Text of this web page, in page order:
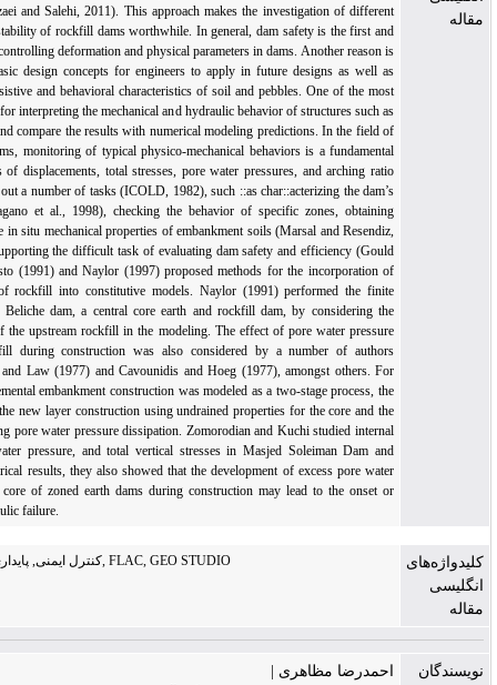
the final design (Rezaei and Salehi, 2011). This approach makes the investigation of
issues affecting the stability of rockfill dams worthwhile. In general, dam safety is the first
foremost reason for controlling deformation and physical parameters in dams. Another
the importance of basic design concepts for engineers to apply in future designs as
understanding the resistive and behavioral characteristics of soil and pebbles. One of the
effective approaches for interpreting the mechanical and hydraulic behavior of structures
dams is to use data and compare the results with numerical modeling predictions. In the
earth and rockfill dams, monitoring of typical physico-mechanical behaviors is a
issue. Measurements of displacements, total stresses, pore water pressures, and arching
can be used to carry out a number of tasks (ICOLD, 1982), such ::as char::acterizing the
overall behavior (Pagano et al., 1998), checking the behavior of specific zones,
information about the in situ mechanical properties of embankment soils (Marsal and
1975), and finally, supporting the difficult task of evaluating dam safety and efficiency
and Lacy, 1993). Justo (1991) and Naylor (1997) proposed methods for the
collapse settlement of rockfill into constitutive models. Naylor (1991) performed the
element analysis for Beliche dam, a central core earth and rockfill dam, by considering
collapse settlement of the upstream rockfill in the modeling. The effect of pore water
dissipation in earthfill during construction was also considered by a number of
including Eisenstein and Law (1977) and Cavounidis and Hoeg (1977), amongst others.
these cases, the incremental embankment construction was modeled as a two-stage process,
first stage modeling the new layer construction using undrained properties for the core and
second stage modeling pore water pressure dissipation. Zomorodian and Kuchi studied
deformation, pore water pressure, and total vertical stresses in Masjed Soleiman Dam
compared it to numerical results, they also showed that the development of excess pore
pressure in the clay core of zoned earth dams during construction may lead to the
progression of hydraulic failure.
کنترل ایمنی, پایداری, تنش‌ها, نشست‌ها, FLAC, GEO STUDIO
مظاهری |